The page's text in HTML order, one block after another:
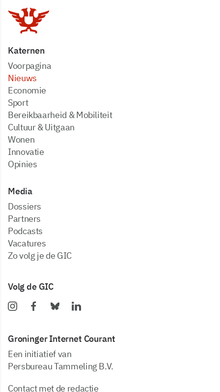
Katernen
Voorpagina
Nieuws
Economie
Sport
Bereikbaarheid & Mobiliteit
Cultuur & Uitgaan
Wonen
Innovatie
Opinies
Media
dossiers
partners
podcasts
vacatures
zo volg je de GIC
Volg de GIC
Groninger Internet Courant
Een initiatief van
Persbureau Tammeling B.V.
Contact met de redactie